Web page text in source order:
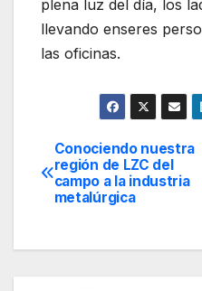
plena luz del día, los
llevando enseres
las oficinas.
Navegación
de
Conociendo nuestra
región de LZC del
campo a la industria
metalúrgica